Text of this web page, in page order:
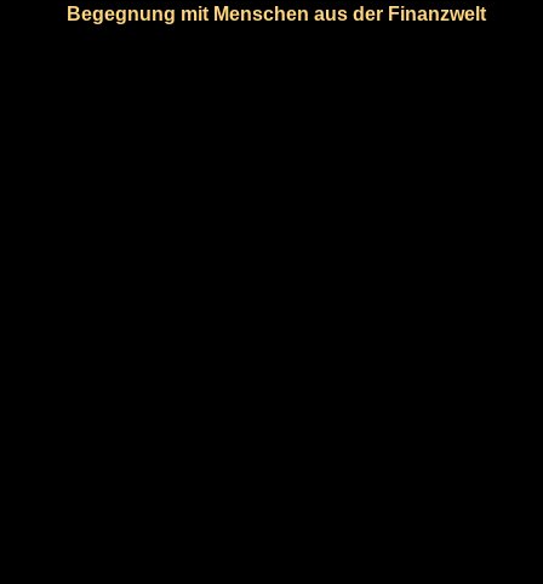
Begegnung mit Menschen aus der Finanzwelt